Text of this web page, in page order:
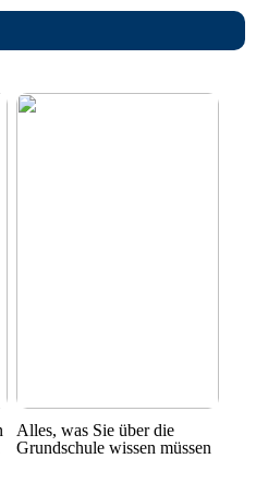
Alles, was Sie über die
Grundschule wissen müssen